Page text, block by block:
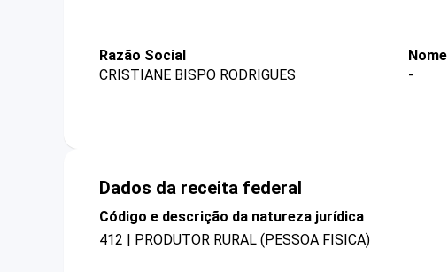
Razão Social
CRISTIANE BISPO RODRIGUES
-
Dados da receita federal
Código e descrição da natureza jurídica
412 | PRODUTOR RURAL (PESSOA FISICA)